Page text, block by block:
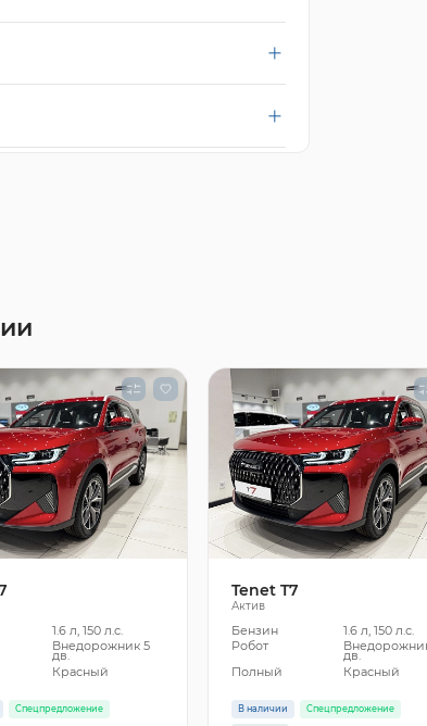
1.6 л, 150 л.с.
Внедорожник 5
дв.
Красный
Спецпредложение
Tenet T7
Актив
Бензин
1.6 л, 150 л.с.
Робот
дв.
Полный
Красный
В наличии Спецпредложение